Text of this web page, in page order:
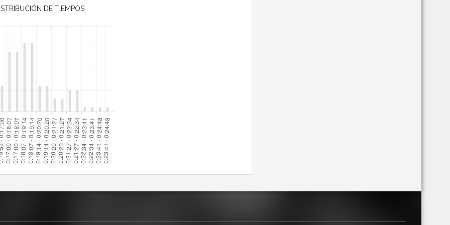
DE TIEMPOS